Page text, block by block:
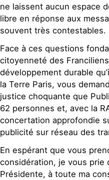
ne laissent aucun espace
libre en réponse aux
souvent très contestables.
Face à ces questions
citoyenneté des
développement durable
la Terre Paris, vous
justice choquante que
62 personnes et, avec la
concertation approfondie
publicité sur réseau des
En espérant que vous
considération, je vous prie
Présidente, à toute ma